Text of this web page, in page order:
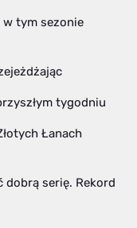
w tym sezonie
tygodniu
Łanach
dobrą serię. Rekord